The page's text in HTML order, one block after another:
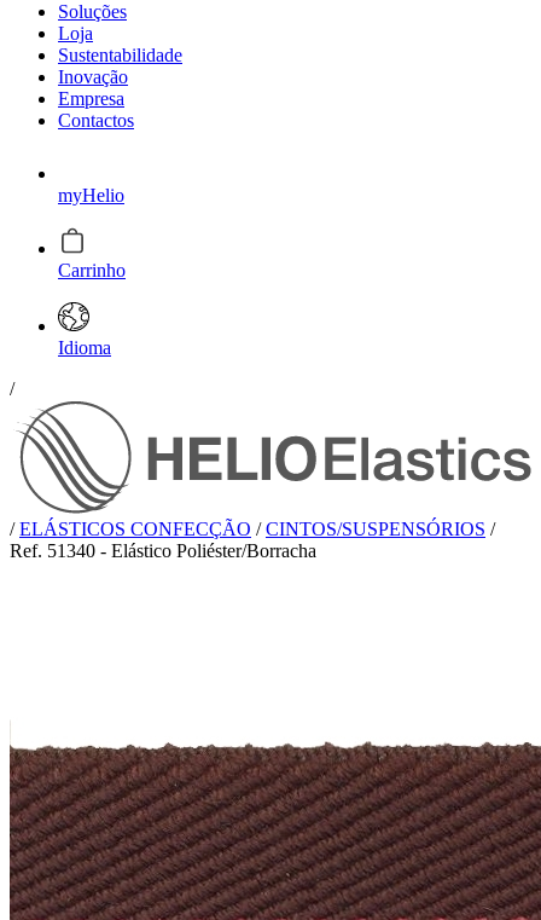
Soluções
Loja
Sustentabilidade
Inovação
Empresa
Contactos
myHelio
Carrinho
Idioma
/
/ ELÁSTICOS CONFECÇÃO / CINTOS/SUSPENSÓRIOS /
Ref. 51340 - Elástico Poliéster/Borracha